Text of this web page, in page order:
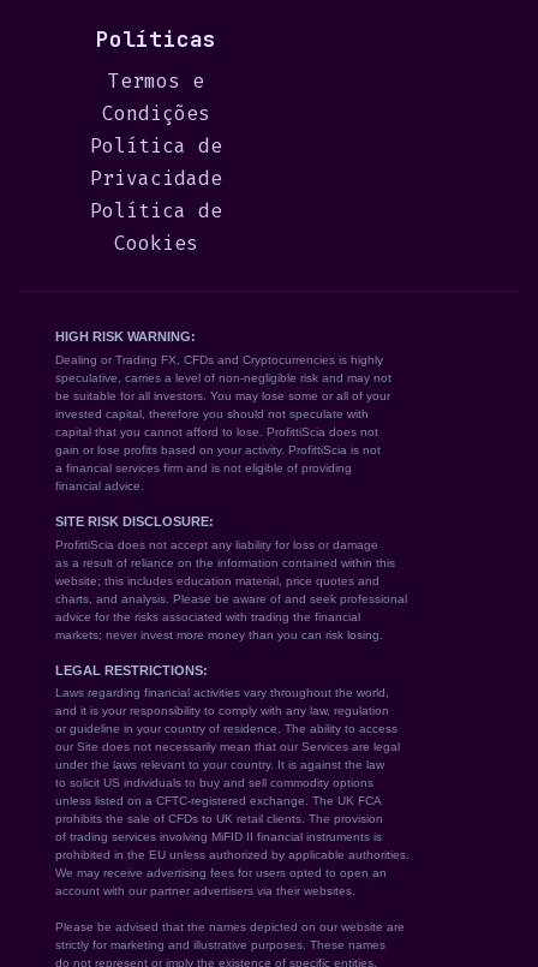
Políticas
Termos e
Condições
Política de
Privacidade
Política de
Cookies